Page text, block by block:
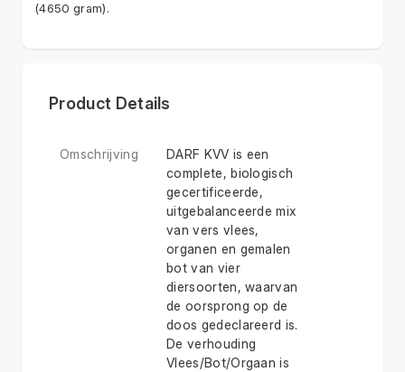
(4650 gram).
Product Details
Omschrijving
DARF KVV is een
complete, biologisch
gecertificeerde,
uitgebalanceerde mix
van vers vlees,
organen en gemalen
bot van vier
diersoorten, waarvan
de oorsprong op de
doos gedeclareerd is.
De verhouding
Vlees/Bot/Orgaan is